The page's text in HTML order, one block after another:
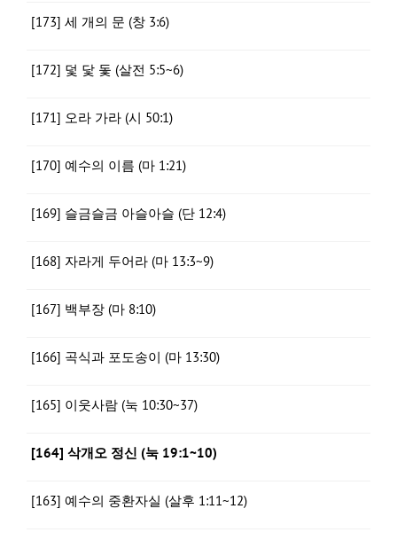
[173] 세 개의 문 (창 3:6)
[172] 덫 닻 돛 (살전 5:5~6)
[171] 오라 가라 (시 50:1)
[170] 예수의 이름 (마 1:21)
[169] 슬금슬금 아슬아슬 (단 12:4)
[168] 자라게 두어라 (마 13:3~9)
[167] 백부장 (마 8:10)
[166] 곡식과 포도송이 (마 13:30)
[165] 이웃사람 (눅 10:30~37)
[164] 삭개오 정신 (눅 19:1~10)
[163] 예수의 중환자실 (살후 1:11~12)